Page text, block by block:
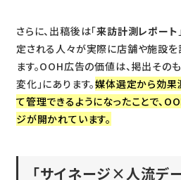
さらに、出稿後は「来訪計測レポート
定される人々が実際に店舗や施設
ます。OOH広告の価値は、掲出その
変化」にあります。媒体選定から効果
て管理できるようになったことで、
ジが開かれています。
「サイネージ×人流デ